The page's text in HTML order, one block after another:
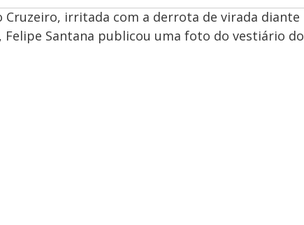
irritada com a derrota de virada diante
Santana publicou uma foto do vestiário do